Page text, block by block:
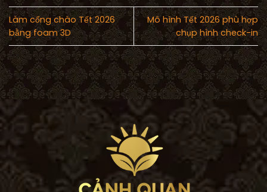
Làm cổng chào Tết 2026
bằng foam 3D
Mô hình Tết 2026 phù hợp
chụp hình check-in